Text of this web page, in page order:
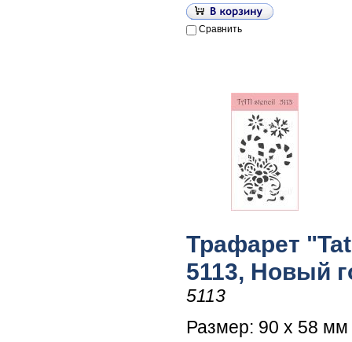
Сравнить
Трафарет
5113, Новый
5113
Размер: 90 х 58 мм